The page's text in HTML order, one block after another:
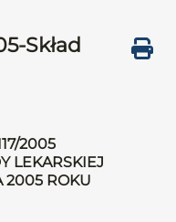
Skład
2005
LEKARSKIEJ
2005 ROKU